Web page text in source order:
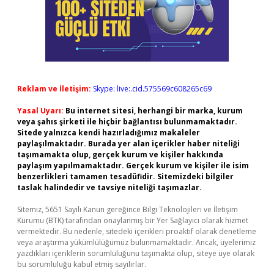
Reklam ve İletişim: Skype: live:.cid.575569c608265c69
Yasal Uyarı: Bu internet sitesi, herhangi bir marka, kurum
veya şahıs şirketi ile hiçbir bağlantısı bulunmamaktadır.
Sitede yalnızca kendi hazırladığımız makaleler
paylaşılmaktadır. Burada yer alan içerikler haber niteliği
taşımamakta olup, gerçek kurum ve kişiler hakkında
paylaşım yapılmamaktadır. Gerçek kurum ve kişiler ile isim
benzerlikleri tamamen tesadüfidir. Sitemizdeki bilgiler
taslak halindedir ve tavsiye niteliği taşımazlar.
Sitemiz, 5651 Sayılı Kanun gereğince Bilgi Teknolojileri ve İletişim
Kurumu (BTK) tarafından onaylanmış bir Yer Sağlayıcı olarak hizmet
vermektedir. Bu nedenle, sitedeki içerikleri proaktif olarak denetleme
veya araştırma yükümlülüğümüz bulunmamaktadır. Ancak, üyelerimiz
yazdıkları içeriklerin sorumluluğunu taşımakta olup, siteye üye olarak
bu sorumluluğu kabul etmiş sayılırlar.